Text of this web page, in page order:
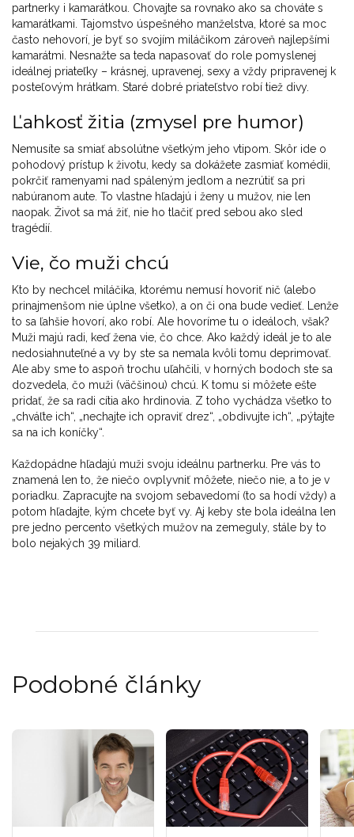
partnerky i kamarátkou. Chovajte sa rovnako ako sa chováte s
kamarátkami. Tajomstvo úspešného manželstva, ktoré sa moc
často nehovorí, je byť so svojím miláčikom zároveň najlepšími
kamarátmi. Nesnažte sa teda napasovať do role pomyslenej
ideálnej priateľky – krásnej, upravenej, sexy a vždy pripravenej k
posteľovým hrátkam. Staré dobré priateľstvo robí tiež divy.
Ľahkosť žitia (zmysel pre humor)
Nemusíte sa smiať absolútne všetkým jeho vtipom. Skôr ide o
pohodový prístup k životu, kedy sa dokážete zasmiať komédii,
pokrčiť ramenyami nad spáleným jedlom a nezrútiť sa pri
nabúranom aute. To vlastne hľadajú i ženy u mužov, nie len
naopak. Život sa má žiť, nie ho tlačiť pred sebou ako sled
tragédií.
Vie, čo muži chcú
Kto by nechcel miláčika, ktorému nemusí hovoriť nič (alebo
prinajmenšom nie úplne všetko), a on či ona bude vedieť. Lenže
to sa ľahšie hovorí, ako robí. Ale hovoríme tu o ideáloch, však?
Muži majú radi, keď žena vie, čo chce. Ako každý ideál je to ale
nedosiahnuteľné a vy by ste sa nemala kvôli tomu deprimovať.
Ale aby sme to aspoň trochu uľahčili, v horných bodoch ste sa
dozvedela, čo muži (väčšinou) chcú. K tomu si môžete ešte
pridať, že sa radi cítia ako hrdinovia. Z toho vychádza všetko to
„chváľte ich“, „nechajte ich opraviť drez“, „obdivujte ich“, „pýtajte
sa na ich koníčky“.
Každopádne hľadajú muži svoju ideálnu partnerku. Pre vás to
znamená len to, že niečo ovplyvniť môžete, niečo nie, a to je v
poriadku. Zapracujte na svojom sebavedomí (to sa hodí vždy) a
potom hľadajte, kým chcete byť vy. Aj keby ste bola ideálna len
pre jedno percento všetkých mužov na zemeguly, stále by to
bolo nejakých 39 miliard.
Podobné články